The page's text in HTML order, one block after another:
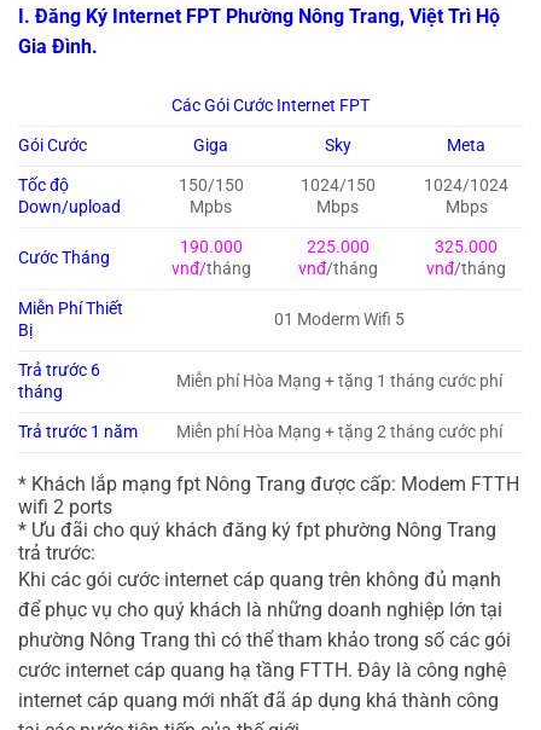
I. Đăng Ký Internet FPT Phường Nông Trang, Việt Trì Hộ
Gia Đình.
Các Gói Cước Internet FPT
Gói Cước
Giga Sky
Meta
Tốc độ
Down/upload
150/150
Mpbs
1024/150
Mbps
1024/1024
Mbps
Cước Tháng
190.000
vnđ/tháng
225.000
vnđ/tháng
325.000
vnđ/tháng
Miễn Phí Thiết
Bị
01 Moderm Wifi 5
Trả trước 6
tháng
Miễn phí Hòa Mạng + tặng 1 tháng cước phí
Trả trước 1 năm Miễn phí Hòa Mạng + tặng 2 tháng cước phí
* Khách lắp mạng fpt Nông Trang được cấp: Modem FTTH
wifi 2 ports
* Ưu đãi cho quý khách đăng ký fpt phường Nông Trang
trả trước:
Khi các gói cước internet cáp quang trên không đủ mạnh
để phục vụ cho quý khách là những doanh nghiệp lớn tại
phường Nông Trang thì có thể tham khảo trong số các gói
cước internet cáp quang hạ tầng FTTH. Đây là công nghệ
internet cáp quang mới nhất đã áp dụng khá thành công